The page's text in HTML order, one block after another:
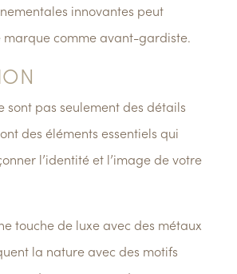
innovantes peut
marque comme avant-gardiste.
sont pas seulement des détails
des éléments essentiels qui
l’identité et l’image de votre
touche de luxe avec des métaux
la nature avec des motifs